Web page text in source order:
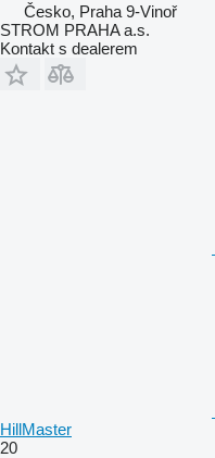
Česko, Praha 9-Vinoř
STROM PRAHA a.s.
Kontakt s dealerem
HillMaster
20